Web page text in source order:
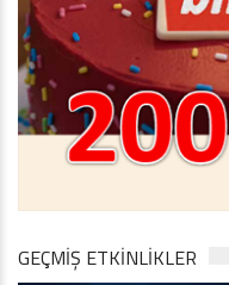
GEÇMİŞ ETKİNLİKLER